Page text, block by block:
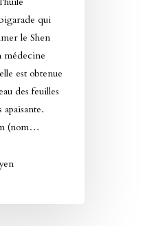
qui
le Shen
médecine
est obtenue
des feuilles
(nom…